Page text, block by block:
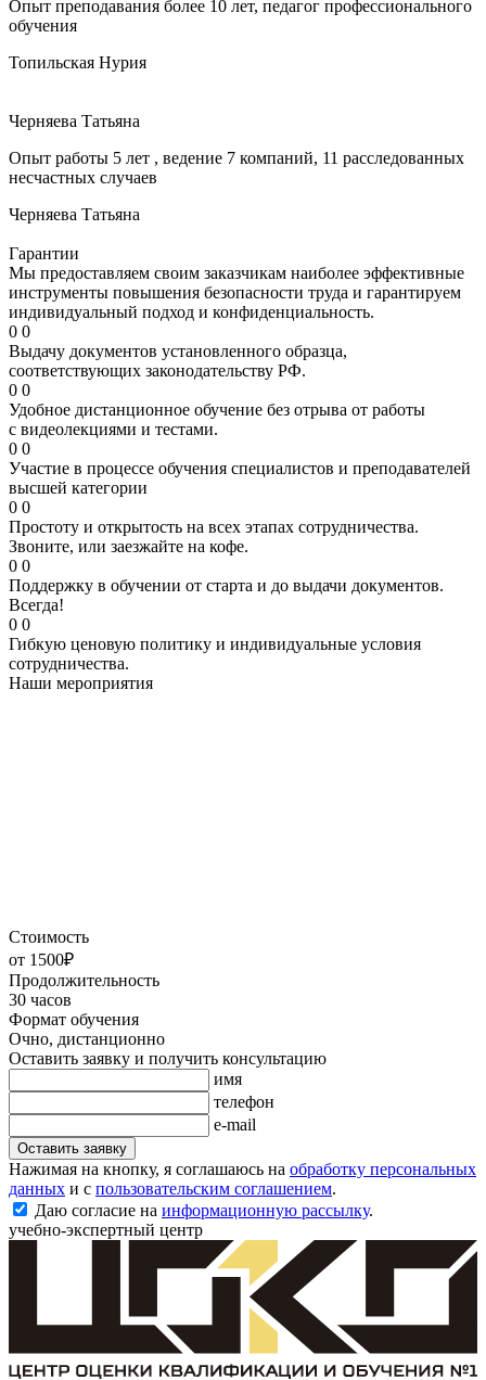
Опыт преподавания более 10 лет, педагог профессионального
обучения
Топильская Нурия
Черняева Татьяна
Опыт работы 5 лет , ведение 7 компаний, 11 расследованных
несчастных случаев
Черняева Татьяна
Гарантии
Мы предоставляем своим заказчикам наиболее эффективные
инструменты повышения безопасности труда и гарантируем
индивидуальный подход и конфиденциальность.
0 0
Выдачу документов установленного образца,
соответствующих законодательству РФ.
0 0
Удобное дистанционное обучение без отрыва от работы
с видеолекциями и тестами.
0 0
Участие в процессе обучения специалистов и преподавателей
высшей категории
0 0
Простоту и открытость на всех этапах сотрудничества.
Звоните, или заезжайте на кофе.
0 0
Поддержку в обучении от старта и до выдачи документов.
Всегда!
0 0
Гибкую ценовую политику и индивидуальные условия
сотрудничества.
Наши мероприятия
Стоимость
от 1500₽
Продолжительность
30 часов
Формат обучения
Очно, дистанционно
Оставить заявку и получить консультацию
имя
телефон
e-mail
Оставить заявку
Нажимая на кнопку, я соглашаюсь на обработку персональных
данных и с пользовательским соглашением.
Даю согласие на информационную рассылку.
учебно-экспертный центр